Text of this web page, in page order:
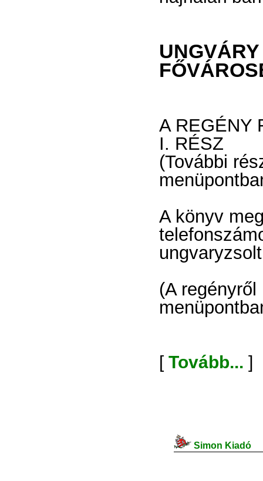
A REGÉNY
I. RÉSZ
(További
A könyv
(A
[ Tovább... ]
Simon Kiadó